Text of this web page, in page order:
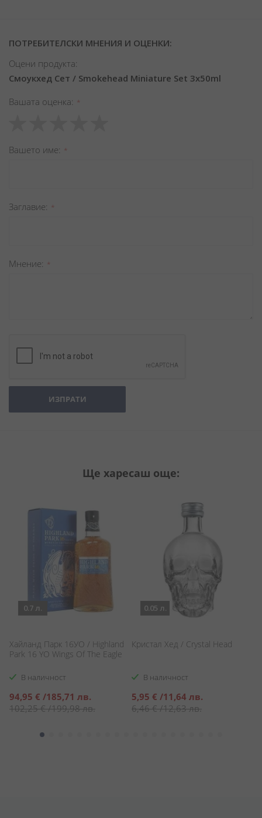
ПОТРЕБИТЕЛСКИ МНЕНИЯ И ОЦЕНКИ:
Оцени продукта:
Смоукхед Сет / Smokehead Miniature Set 3x50ml
Вашата оценка
star
stars
stars
stars
stars
Вашето име
Заглавиe
Мнение
ИЗПРАТИ
Ще харесаш още:
0.7 л.
Хайланд Парк 16УО / Highland
Park 16 YO Wings Of The Eagle
В наличност
Специална
цена
94,95 € /185,71 лв.
102,25 €/199,98 лв.
0.05 л.
Кристал Хед / Crystal Head
В наличност
Специална
цена
5,95 € /11,64 лв.
6,46 €/12,63 лв.